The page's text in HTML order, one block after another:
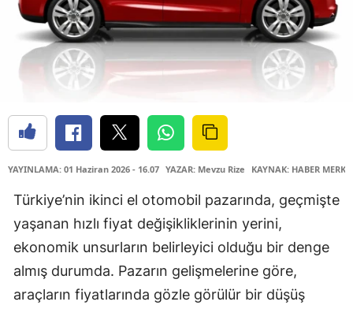
YAYINLAMA: 01 Haziran 2026 - 16.07 YAZAR: Mevzu Rize KAYNAK: HABER
Türkiye’nin ikinci el otomobil pazarında, geçmişte
yaşanan hızlı fiyat değişikliklerinin yerini,
ekonomik unsurların belirleyici olduğu bir denge
almış durumda. Pazarın gelişmelerine göre,
araçların fiyatlarında gözle görülür bir düşüş